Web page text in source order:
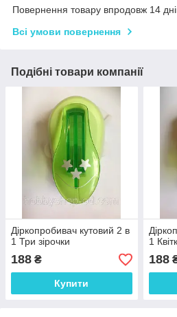
Повернення товару впродовж 14
Всі умови повернення
Подібні товари компанії
Діркопробивач кутовий 2 в
1 Три зірочки
188 ₴
Купити
1
188